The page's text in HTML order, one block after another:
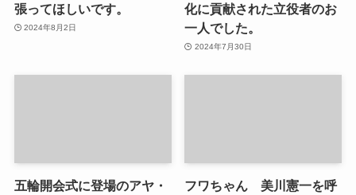
張ってほしいです。
2024年8月2日
化に貢献された立役者のお
一人でした。
2024年7月30日
五輪開会式に登場のアヤ・
フワちゃん 美川憲一を呼